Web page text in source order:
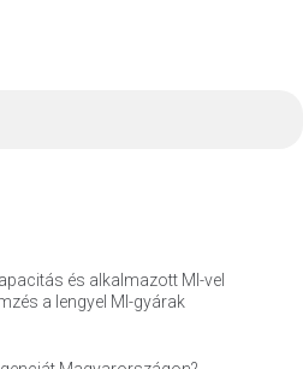
és alkalmazott MI-vel
a lengyel MI-gyárak